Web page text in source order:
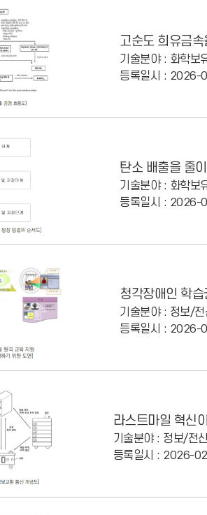
고순도 희유금
기술분야 : 화학보
등록일시 : 2026-
탄소 배출을 줄
기술분야 : 화학보
등록일시 : 2026-
청각장애인 학
기술분야 : 정보/전
등록일시 : 2026-
라스트마일 혁신
기술분야 : 정보/전
등록일시 : 2026-